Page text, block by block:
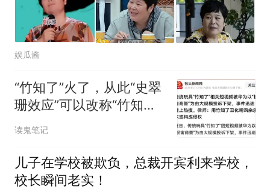
娱瓜酱
“竹知了”火了，从此“史翠
珊效应”可以改称“竹知了
效应”！
读鬼笔记
儿子在学校被欺负，总裁开宾利来学校，
校长瞬间老实！